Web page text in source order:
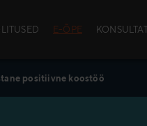
AVATUD
E-ÕPE
positiivne koostöö